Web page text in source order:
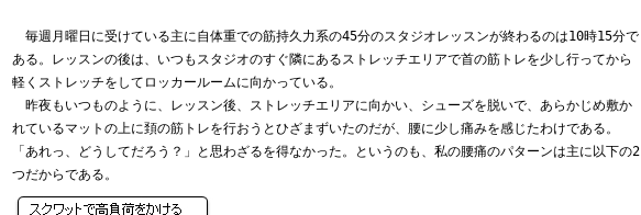
毎週月曜日に受けている主に自体重での筋持久力系の45分のスタジオレッスンが終わるのは10時15分で
ある。レッスンの後は、いつもスタジオのすぐ隣にあるストレッチエリアで首の筋トレを少し行ってから
軽くストレッチをしてロッカールームに向かっている。
昨夜もいつものように、レッスン後、ストレッチエリアに向かい、シューズを脱いで、あらかじめ敷か
れているマットの上に頚の筋トレを行おうとひざまずいたのだが、腰に少し痛みを感じたわけである。
「あれっ、どうしてだろう？」と思わざるを得なかった。というのも、私の腰痛のパターンは主に以下の2
つだからである。